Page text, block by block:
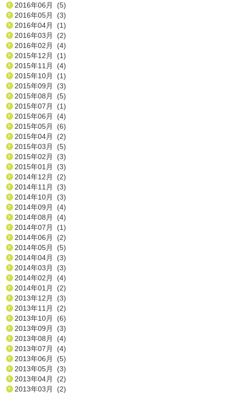
2016年06月 (5)
2016年05月 (3)
2016年04月 (1)
2016年03月 (2)
2016年02月 (4)
2015年12月 (1)
2015年11月 (4)
2015年10月 (1)
2015年09月 (3)
2015年08月 (5)
2015年07月 (1)
2015年06月 (4)
2015年05月 (6)
2015年04月 (2)
2015年03月 (5)
2015年02月 (3)
2015年01月 (3)
2014年12月 (2)
2014年11月 (3)
2014年10月 (3)
2014年09月 (4)
2014年08月 (4)
2014年07月 (1)
2014年06月 (2)
2014年05月 (5)
2014年04月 (3)
2014年03月 (3)
2014年02月 (4)
2014年01月 (2)
2013年12月 (3)
2013年11月 (2)
2013年10月 (6)
2013年09月 (3)
2013年08月 (4)
2013年07月 (4)
2013年06月 (5)
2013年05月 (3)
2013年04月 (2)
2013年03月 (2)